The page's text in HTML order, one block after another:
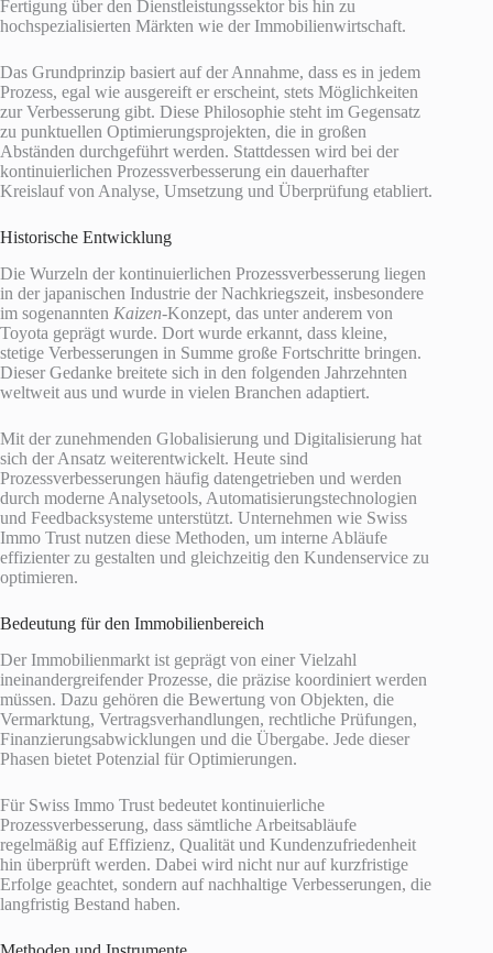
Fertigung über den Dienstleistungssektor bis hin zu
hochspezialisierten Märkten wie der Immobilienwirtschaft.
Das Grundprinzip basiert auf der Annahme, dass es in jedem
Prozess, egal wie ausgereift er erscheint, stets Möglichkeiten
zur Verbesserung gibt. Diese Philosophie steht im Gegensatz
zu punktuellen Optimierungsprojekten, die in großen
Abständen durchgeführt werden. Stattdessen wird bei der
kontinuierlichen Prozessverbesserung ein dauerhafter
Kreislauf von Analyse, Umsetzung und Überprüfung etabliert.
Historische Entwicklung
Die Wurzeln der kontinuierlichen Prozessverbesserung liegen
in der japanischen Industrie der Nachkriegszeit, insbesondere
im sogenannten Kaizen-Konzept, das unter anderem von
Toyota geprägt wurde. Dort wurde erkannt, dass kleine,
stetige Verbesserungen in Summe große Fortschritte bringen.
Dieser Gedanke breitete sich in den folgenden Jahrzehnten
weltweit aus und wurde in vielen Branchen adaptiert.
Mit der zunehmenden Globalisierung und Digitalisierung hat
sich der Ansatz weiterentwickelt. Heute sind
Prozessverbesserungen häufig datengetrieben und werden
durch moderne Analysetools, Automatisierungstechnologien
und Feedbacksysteme unterstützt. Unternehmen wie Swiss
Immo Trust nutzen diese Methoden, um interne Abläufe
effizienter zu gestalten und gleichzeitig den Kundenservice zu
optimieren.
Bedeutung für den Immobilienbereich
Der Immobilienmarkt ist geprägt von einer Vielzahl
ineinandergreifender Prozesse, die präzise koordiniert werden
müssen. Dazu gehören die Bewertung von Objekten, die
Vermarktung, Vertragsverhandlungen, rechtliche Prüfungen,
Finanzierungsabwicklungen und die Übergabe. Jede dieser
Phasen bietet Potenzial für Optimierungen.
Für Swiss Immo Trust bedeutet kontinuierliche
Prozessverbesserung, dass sämtliche Arbeitsabläufe
regelmäßig auf Effizienz, Qualität und Kundenzufriedenheit
hin überprüft werden. Dabei wird nicht nur auf kurzfristige
Erfolge geachtet, sondern auf nachhaltige Verbesserungen, die
langfristig Bestand haben.